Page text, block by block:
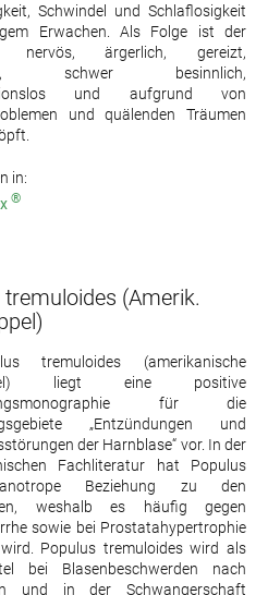
Schwindel und Schlaflosigkeit
Erwachen. Als Folge ist der
nervös, ärgerlich, gereizt,
schwer besinnlich,
und aufgrund von
und quälenden Träumen
in:
®
tremuloides (Amerik.
tremuloides (amerikanische
liegt eine positive
für die
„Entzündungen und
der Harnblase“ vor. In der
Fachliteratur hat Populus
Beziehung zu den
weshalb es häufig gegen
sowie bei Prostatahypertrophie
Populus tremuloides wird als
bei Blasenbeschwerden nach
und in der Schwangerschaft